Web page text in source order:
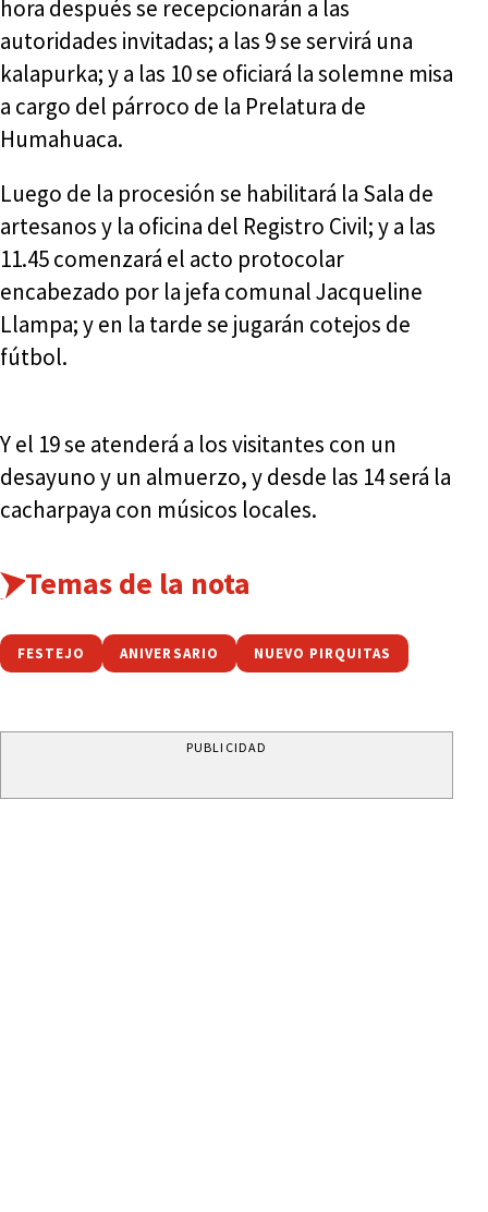
hora después se recepcionarán a las
autoridades invitadas; a las 9 se servirá una
kalapurka; y a las 10 se oficiará la solemne misa
a cargo del párroco de la Prelatura de
Humahuaca.
Luego de la procesión se habilitará la Sala de
artesanos y la oficina del Registro Civil; y a las
11.45 comenzará el acto protocolar
encabezado por la jefa comunal Jacqueline
Llampa; y en la tarde se jugarán cotejos de
fútbol.
Y el 19 se atenderá a los visitantes con un
desayuno y un almuerzo, y desde las 14 será la
cacharpaya con músicos locales.
Temas de la nota
FESTEJO ANIVERSARIO NUEVO PIRQUITAS
PUBLICIDAD